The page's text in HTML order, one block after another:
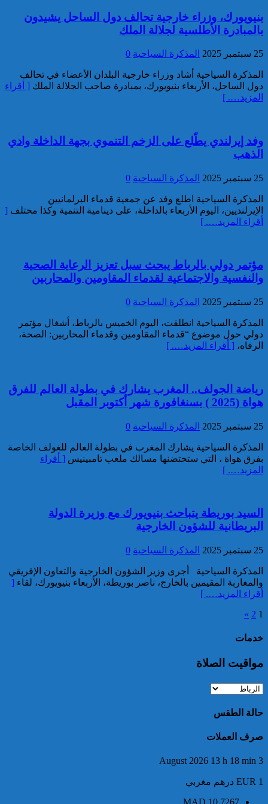
بموجب أمر دولي بإلقاء القبض
بمراكش
إدارة السجن المحلي واد زم تفند
مزاعم بخصوص وفاة سجين
إجهاض محاولة لتهريب أزيد من
3.5 أطنان من مخدر الشيرا بمعبر
إجهاض عملية للتهريب الدولي
لثلاثة أطنان و960 كيلوغراما من
مخدر الشيرا
العثور على جثة شخص يرجح أن
عن الأنظار منذ أواخر نونبر
المنصرم بأكادير
ميناء طنجة المتوسط.. حجز أزيد
من 19 ألف قرص طبي مخدر
بنيويورك، وزراء خارجية تحالف دول الساحل يشيدون
بالمبادرة الأطلسية لجلالة الملك
25 سبتمبر 2025 المذكرة السياحية 0
المذكرة السياحية أشاد وزراء خارجية البلدان الأعضاء في تحالف
دول الساحل، الأربعاء بنيويورك، بمبادرة صاحب الجلالة الملك [ أقراء
المزيد…. ]
وفد إيرلندي يطّلع على الزخم التنموي بجهة الداخلة وادي
الذهب
25 سبتمبر 2025 المذكرة السياحية 0
المذكرة السياحية اطلع وفد عن جمعية قدماء البرلمانيين
الإيرلنديين، اليوم الأربعاء بالداخلة، على دينامية التنمية وكذا مختلف [
أقراء المزيد…. ]
مؤتمر دولي بالرباط يبحث سبل تعزيز الرعاية الصحية
والنفسية والاجتماعية لقدماء المقاومين والمحاربين
25 سبتمبر 2025 المذكرة السياحية 0
المذكرة السياحية انطلقت، اليوم الخميس بالرباط، أشغال مؤتمر
دولي حول موضوع “قدماء المقاومين وقدماء المحاربين: الصحة،
الرفاه، [ أقراء المزيد…. ]
رياضة الجولف.. المغرب يشارك في بطولة العالم للفرق
هواة (2025 ) بسنغافورة شهر أكتوبر المقبل
25 سبتمبر 2025 المذكرة السياحية 0
المذكرة السياحية يشارك المغرب في بطولة العالم للغولف الخاصة
بفرق هواة ، التي ستحتضنها مسالك ملعب تامبينيس [ أقراء
المزيد…. ]
السيد بوريطة يتباحث بنيويورك مع وزيرة الدولة
البريطانية للشؤون الخارجية
25 سبتمبر 2025 المذكرة السياحية 0
المذكرة السياحية أجرى وزير الشؤون الخارجية والتعاون الإفريقي
والمغاربة المقيمين بالخارج، ناصر بوريطة، الأربعاء بنيويورك، لقاء [
أقراء المزيد…. ]
1
2
»
خدمات
مواقيت الصلاة
حالة الطقس
صرف العملات
3 August 2026 13 h 18 min
EUR 1 درهم مغربي
MAD 10.7267